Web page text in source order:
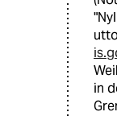
in